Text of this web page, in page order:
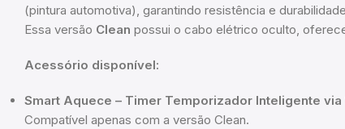
(pintura automotiva), garantindo resistência e
Essa versão Clean possui o cabo elétrico oculto,
Acessório disponível:
Smart Aquece – Timer Temporizador Inteligente via
Compatível apenas com a versão Clean.